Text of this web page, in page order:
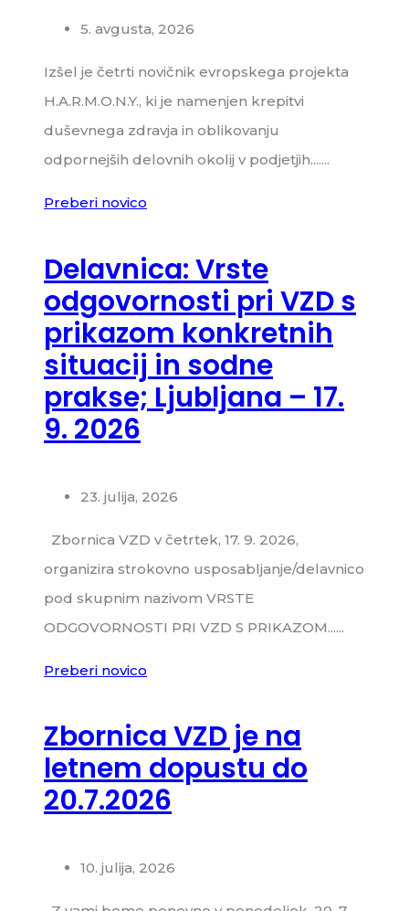
5. avgusta, 2026
Izšel je četrti novičnik evropskega projekta
H.A.R.M.O.N.Y., ki je namenjen krepitvi
duševnega zdravja in oblikovanju
odpornejših delovnih okolij v podjetjih.......
Preberi novico
Delavnica: Vrste
odgovornosti pri VZD s
prikazom konkretnih
situacij in sodne
prakse; Ljubljana – 17.
9. 2026
23. julija, 2026
Zbornica VZD v četrtek, 17. 9. 2026,
organizira strokovno usposabljanje/delavnico
pod skupnim nazivom VRSTE
ODGOVORNOSTI PRI VZD S PRIKAZOM......
Preberi novico
Zbornica VZD je na
letnem dopustu do
20.7.2026
10. julija, 2026